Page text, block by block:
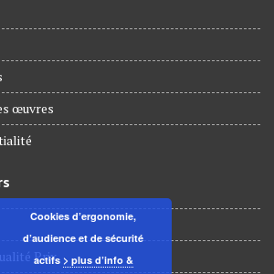
œuvres
Prix
Cookies d’ergonomie,
d’audience et de sécurité
actifs > plus d’info &